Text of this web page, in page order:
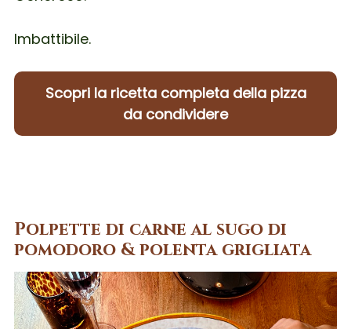
Imbattibile.
Scopri la ricetta completa della pizza
da condividere
Polpette di carne al sugo di
pomodoro & polenta grigliata